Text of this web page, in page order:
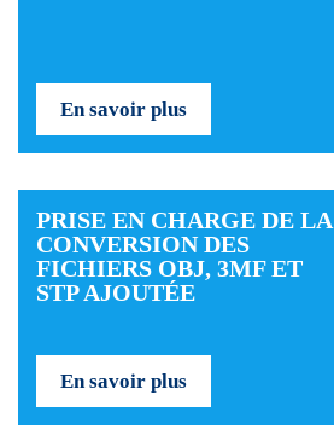
En savoir plus
PRISE EN CHARGE DE LA
CONVERSION DES
FICHIERS OBJ, 3MF ET
STP AJOUTÉE
En savoir plus